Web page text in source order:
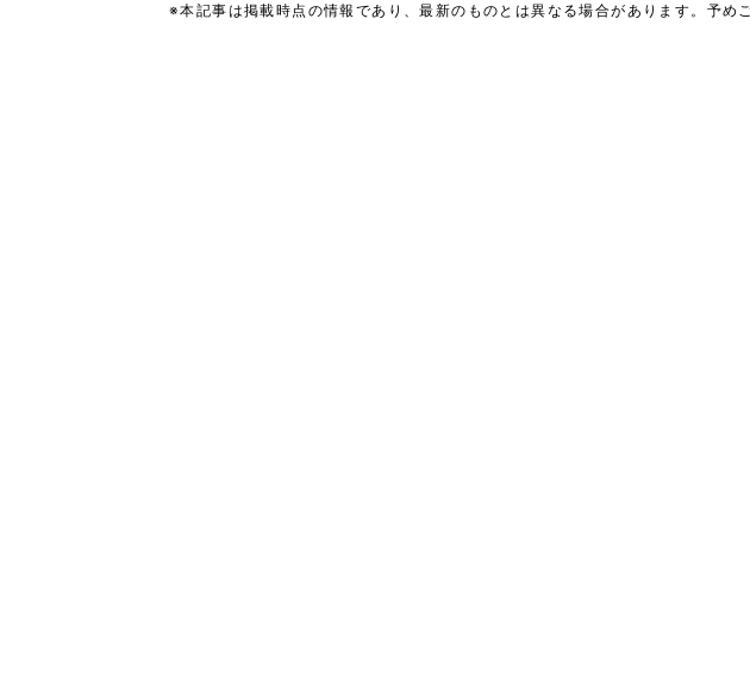
※本記事は掲載時点の情報であり、最新のものとは異なる場合があります。予め